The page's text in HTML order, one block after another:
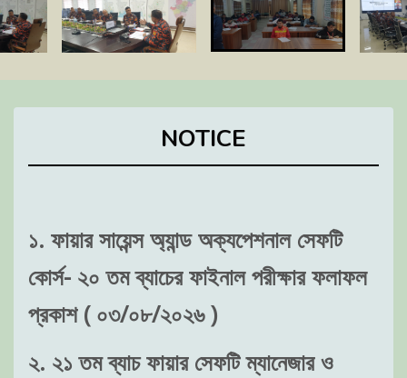
NOTICE
১. ফায়ার সায়েন্স অ্যান্ড অক্যপেশনাল সেফটি
কোর্স- ২০ তম ব্যাচের ফাইনাল পরীক্ষার ফলাফল
প্রকাশ ( ০৩/০৮/২০২৬ )
২. ২১ তম ব্যাচ ফায়ার সেফটি ম্যানেজার ও